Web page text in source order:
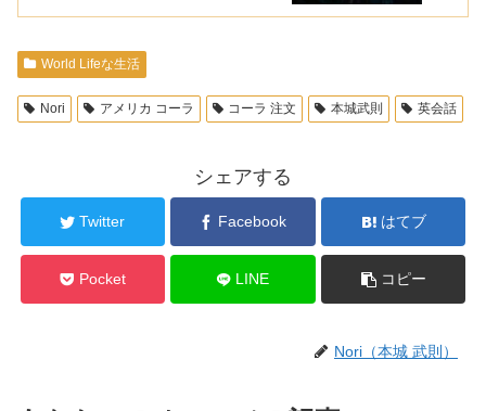
World Lifeな生活
Nori アメリカ コーラ コーラ 注文 本城武則 英会話
シェアする
Twitter Facebook はてブ
Pocket LINE コピー
Nori（本城 武則）